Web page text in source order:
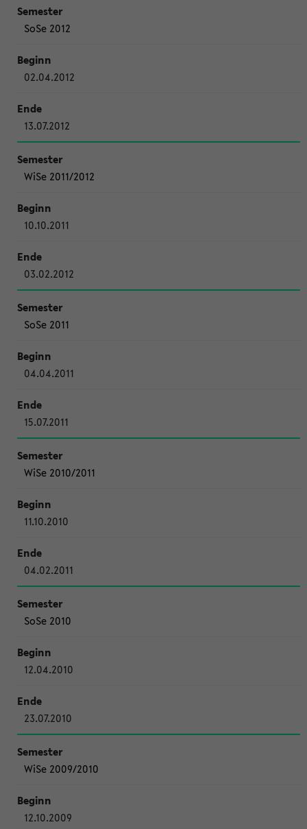
SoSe 2012
02.04.2012
13.07.2012
WiSe 2011/2012
10.10.2011
03.02.2012
SoSe 2011
04.04.2011
15.07.2011
WiSe 2010/2011
11.10.2010
04.02.2011
SoSe 2010
12.04.2010
23.07.2010
WiSe 2009/2010
12.10.2009